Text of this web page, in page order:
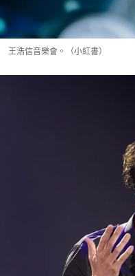
王浩信音樂會。（小紅書）